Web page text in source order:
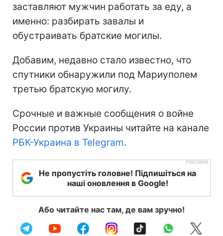
заставляют мужчин работать за еду, а
именно: разбирать завалы и
обустраивать братские могилы.
Добавим, недавно стало известно, что
спутники обнаружили под Мариуполем
третью братскую могилу.
Срочные и важные сообщения о войне
России против Украины читайте на канале
РБК-Украина в Telegram.
Не пропустіть головне! Підпишіться на
наші оновлення в Google!
Або читайте нас там, де вам зручно!